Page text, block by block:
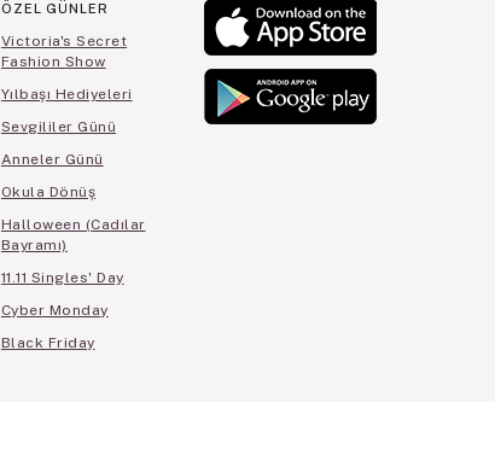
ÖZEL GÜNLER
Victoria's Secret
Fashion Show
Yılbaşı Hediyeleri
Sevgililer Günü
Anneler Günü
Okula Dönüş
Halloween (Cadılar
Bayramı)
11.11 Singles' Day
Cyber Monday
Black Friday